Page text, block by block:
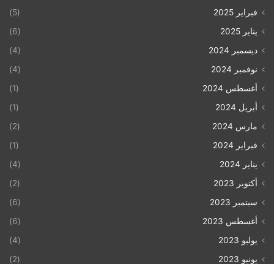
فبراير 2025
(5)
يناير 2025
(6)
ديسمبر 2024
(4)
نوفمبر 2024
(4)
أغسطس 2024
(1)
أبريل 2024
(1)
مارس 2024
(2)
فبراير 2024
(1)
يناير 2024
(4)
أكتوبر 2023
(2)
سبتمبر 2023
(6)
أغسطس 2023
(6)
يوليو 2023
(4)
يونيو 2023
(2)